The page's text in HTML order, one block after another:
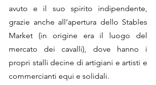
avuto e il suo spirito indipendente,
grazie anche all’apertura dello Stables
Market (in origine era il luogo del
mercato dei cavalli), dove hanno i
propri stalli decine di artigiani e artisti e
commercianti equi e solidali.